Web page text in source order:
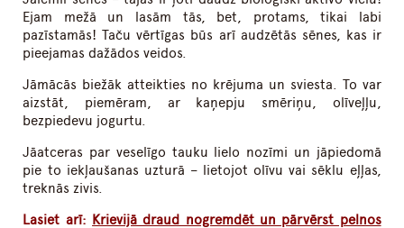
Ejam mežā un lasām tās, bet, protams, tikai labi
pazīstamās! Taču vērtīgas būs arī audzētās sēnes, kas ir
pieejamas dažādos veidos.
Jāmācās biežāk atteikties no krējuma un sviesta. To var
aizstāt, piemēram, ar kaņepju smēriņu, olīveļļu,
bezpiedevu jogurtu.
Jāatceras par veselīgo tauku lielo nozīmi un jāpiedomā
pie to iekļaušanas uzturā – lietojot olīvu vai sēklu eļļas,
treknās zivis.
Lasiet arī: Krievijā draud nogremdēt un pārvērst pelnos